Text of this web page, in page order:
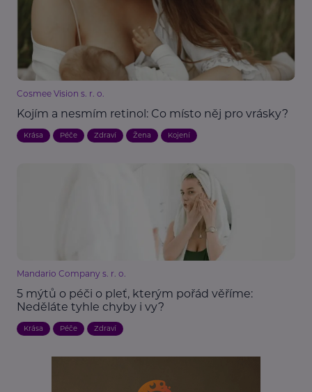
Cosmee Vision s. r. o.
Kojím a nesmím retinol: Co místo něj pro vrásky?
Krása Péče Zdraví Žena Kojení
Mandario Company s. r. o.
5 mýtů o péči o pleť, kterým pořád věříme:
Neděláte tyhle chyby i vy?
Krása Péče Zdraví